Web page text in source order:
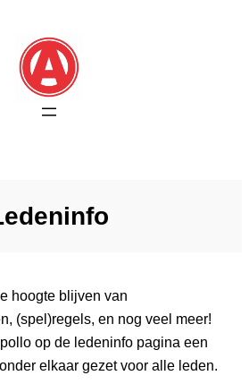
hoogte blijven van
(spel)regels, en nog veel meer!
op de ledeninfo pagina een
elkaar gezet voor alle leden.